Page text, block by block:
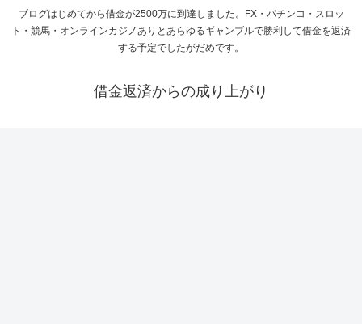
ブログはじめてから借金が2500万に到達しました。FX・パチンコ・スロッ
ト・競馬・オンラインカジノありとあらゆるギャンブルで勝利して借金を返済
する予定でしたがだめです。
借金返済からの成り上がり